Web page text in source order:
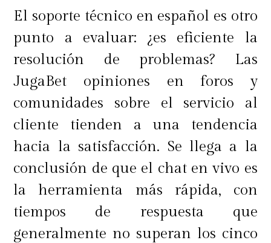
¿Se puede ahorrar dinero sin
sacrificios?
Sí, es posible ahorrar sin sacrificios
si se prioriza la planificación, la
comparación de precios y se
aprovechan descuentos o
promociones.
El soporte técnico en español es otro
punto a evaluar: ¿es eficiente la
resolución de problemas? Las
JugaBet opiniones en foros y
comunidades sobre el servicio al
cliente tienden a una tendencia
hacia la satisfacción. Se llega a la
conclusión de que el chat en vivo es
la herramienta más rápida, con
tiempos de respuesta que
generalmente no superan los cinco